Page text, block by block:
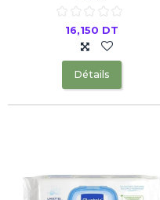
16,150 DT
Détails